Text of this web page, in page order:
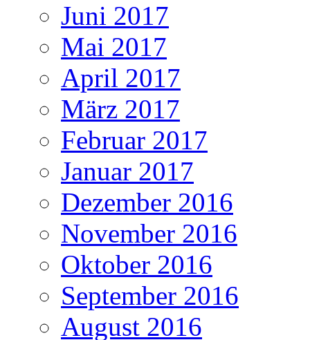
Juni 2017
Mai 2017
April 2017
März 2017
Februar 2017
Januar 2017
Dezember 2016
November 2016
Oktober 2016
September 2016
August 2016